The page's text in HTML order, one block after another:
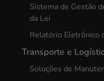
Sistema de Gestão
da Lei
Relatório Eletrônico
Transporte e
Soluções de